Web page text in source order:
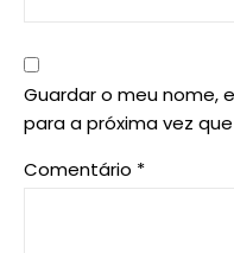
Guardar o meu nome,
para a próxima vez
Comentário *